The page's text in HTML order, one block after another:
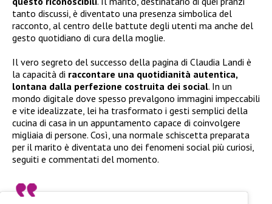
tanto discussi, è diventato una presenza simbolica del
racconto, al centro delle battute degli utenti ma anche del
gesto quotidiano di cura della moglie.
Il vero segreto del successo della pagina di Claudia Landi è
la capacità di raccontare una quotidianità autentica,
lontana dalla perfezione costruita dei social. In un
mondo digitale dove spesso prevalgono immagini impeccabili
e vite idealizzate, lei ha trasformato i gesti semplici della
cucina di casa in un appuntamento capace di coinvolgere
migliaia di persone. Così, una normale schiscetta preparata
per il marito è diventata uno dei fenomeni social più curiosi,
seguiti e commentati del momento.